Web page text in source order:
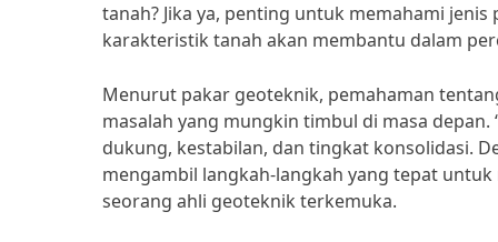
tanah? Jika ya, penting untuk memahami
karakteristik tanah akan membantu dalam
Menurut pakar geoteknik, pemahaman
masalah yang mungkin timbul di masa
dukung, kestabilan, dan tingkat konsolidasi.
mengambil langkah-langkah yang tepat
seorang ahli geoteknik terkemuka.